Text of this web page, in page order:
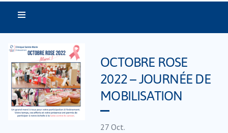
OCTOBRE ROSE
2022 – JOURNÉE DE
MOBILISATION
27 Oct.